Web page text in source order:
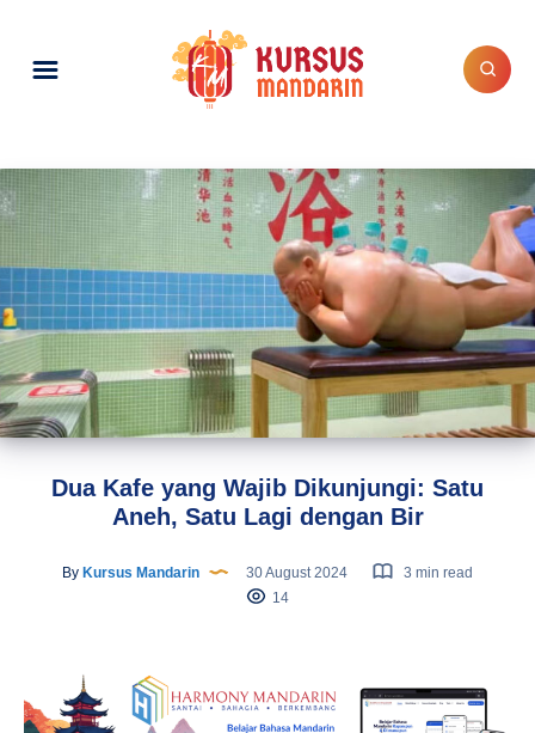
Dua Kafe yang Wajib Dikunjungi: Satu
Aneh, Satu Lagi dengan Bir
By Kursus Mandarin 30 August 2024
3 min read
14